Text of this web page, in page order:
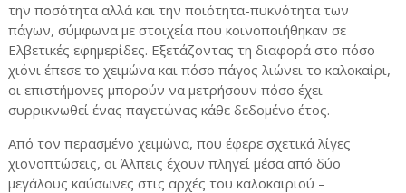
την ποσότητα αλλά και την ποιότητα-πυκνότητα των
πάγων, σύμφωνα με στοιχεία που κοινοποιήθηκαν σε
Ελβετικές εφημερίδες. Εξετάζοντας τη διαφορά στο πόσο
χιόνι έπεσε το χειμώνα και πόσο πάγος λιώνει το καλοκαίρι,
οι επιστήμονες μπορούν να μετρήσουν πόσο έχει
συρρικνωθεί ένας παγετώνας κάθε δεδομένο έτος.
Από τον περασμένο χειμώνα, που έφερε σχετικά λίγες
χιονοπτώσεις, οι Άλπεις έχουν πληγεί μέσα από δύο
μεγάλους καύσωνες στις αρχές του καλοκαιριού –